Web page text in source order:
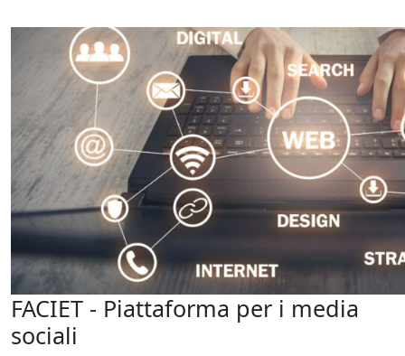
FACIET - Piattaforma per i media
sociali